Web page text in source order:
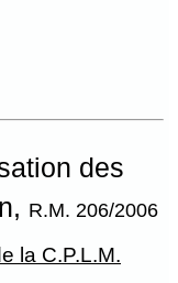
des
R.M. 206/2006
la C.P.L.M.